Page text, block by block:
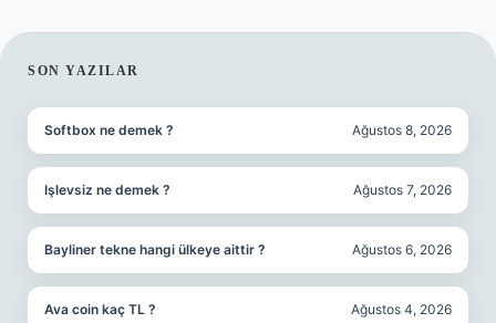
SIDEBAR
SON YAZILAR
Softbox ne demek ? Ağustos 8, 2026
Işlevsiz ne demek ? Ağustos 7, 2026
Bayliner tekne hangi ülkeye aittir ? Ağustos 6, 2026
Ava coin kaç TL ? Ağustos 4, 2026